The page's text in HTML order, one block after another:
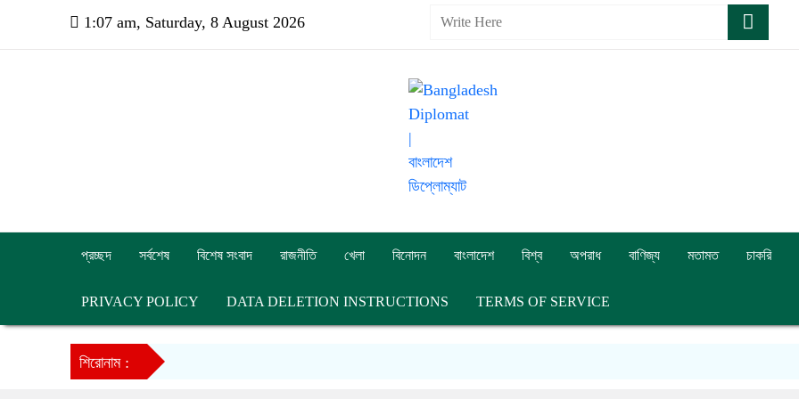
1:07 am, Saturday, 8 August 2026
প্রচ্ছদ সর্বশেষ বিশেষ সংবাদ রাজনীতি খেলা বিনোদন বাংলাদেশ বিশ্ব অপরাধ বাণিজ্য মতামত চাকরি
PRIVACY POLICY DATA DELETION INSTRUCTIONS TERMS OF SERVICE
শিরোনাম :